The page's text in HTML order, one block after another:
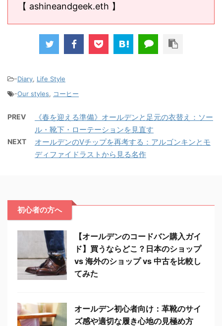
【 ashineandgeek.eth 】
-Diary, Life Style
-Our styles, コーヒー
PREV
《春を迎える準備》オールデンと足元の衣替え：ソー
ル・靴下・ローテーションを見直す
NEXT
オールデンのVチップを再考する：アルゴンキンとモ
ディファイドラストから見る名作
初心者の方へ
【オールデンのコードバン購入ガイ
ド】買うならどこ？日本のショップ
vs 海外のショップ vs 中古を比較し
てみた
オールデン初心者向け：革靴のサイ
ズ感や適切な履き心地の見極め方